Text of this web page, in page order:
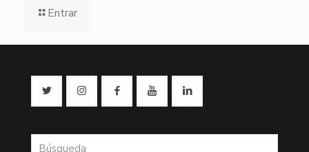
Entrar